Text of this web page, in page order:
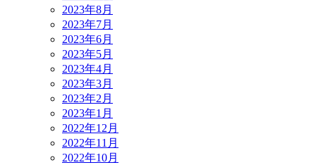
2023年8月
2023年7月
2023年6月
2023年5月
2023年4月
2023年3月
2023年2月
2023年1月
2022年12月
2022年11月
2022年10月